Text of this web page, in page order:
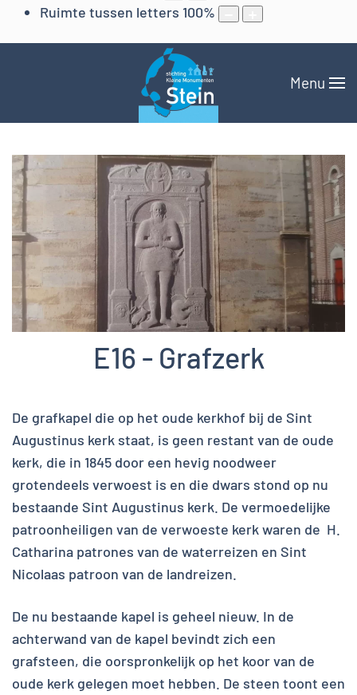
Ruimte tussen letters 100%
Menu
E16 - Grafzerk
De grafkapel die op het oude kerkhof bij de Sint
Augustinus kerk staat, is geen restant van de oude
kerk, die in 1845 door een hevig noodweer
grotendeels verwoest is en die dwars stond op nu
bestaande Sint Augustinus kerk. De vermoedelijke
patroonheiligen van de verwoeste kerk waren de H.
Catharina patrones van de waterreizen en Sint
Nicolaas patroon van de landreizen.
De nu bestaande kapel is geheel nieuw. In de
achterwand van de kapel bevindt zich een
grafsteen, die oorspronkelijk op het koor van de
oude kerk gelegen moet hebben. De steen toont een